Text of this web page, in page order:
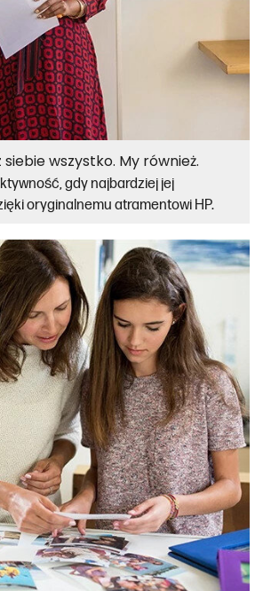
siebie wszystko. My również.
gdy najbardziej jej
oryginalnemu atramentowi HP.